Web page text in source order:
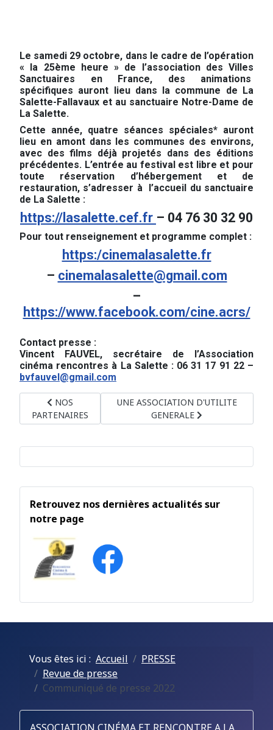
Retrouvez nos dernières actualités sur
notre page
Le samedi 29 octobre, dans le cadre de l’opération
« la 25ème
heure » de l’association des Villes
Sanctuaires en France, des animations
spécifiques auront lieu dans la commune de La
Salette-Fallavaux et au sanctuaire Notre-Dame de
La Salette.
Cette année, quatre séances spéciales* auront
lieu en amont dans les communes des environs,
avec desfilms déjà projetés dans des éditions
précédentes. L’entrée au festival est libre et pour
toute réservation d’hébergement et de
restauration, s’adresser à l’accueil du sanctuaire
de La Salette :
https://lasalette.cef.fr – 04 76 30 32 90
Pour tout renseignement et programme complet :
https:/cinemalasalette.fr
– cinemalasalette@gmail.com
–
https://www.facebook.com/cine.acrs/
Contact presse :
Vincent FAUVEL, secrétaire de l’Association
cinéma rencontres à La Salette : 06 31 17 91 22 –
bvfauvel@gmail.com
Article précédent : NOS PARTENAIRES
NOS
PARTENAIRES
Article suivant : UNE ASSOCIATION
UNE ASSOCIATION D'UTILITE
GENERALE
Vous êtes ici : Accueil
PRESSE
Revue de presse
Communiqué de presse 2022